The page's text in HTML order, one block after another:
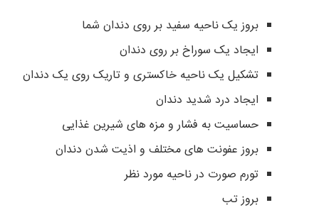
بروز یک ناحیه سفید بر روی دندان شما
ایجاد یک سوراخ بر روی دندان
تشکیل یک ناحیه خاکستری و تاریک روی یک دندان
ایجاد درد شدید دندان
حساسیت به فشار و مزه های شیرین غذایی
بروز عفونت های مختلف و اذیت شدن دندان
تورم صورت در ناحیه مورد نظر
بروز تب